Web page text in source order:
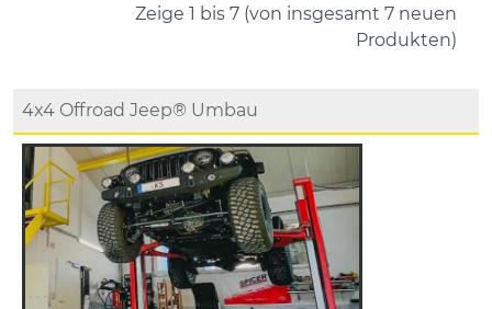
Zeige 1 bis 7 (von insgesamt 7 neuen
Produkten)
4x4 Offroad Jeep® Umbau